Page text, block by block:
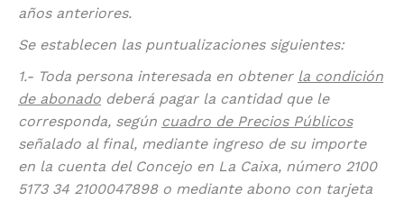
años anteriores.
Se establecen las puntualizaciones siguientes:
1.- Toda persona interesada en obtener la condición
de abonado deberá pagar la cantidad que le
corresponda, según cuadro de Precios Públicos
señalado al final, mediante ingreso de su importe
en la cuenta del Concejo en La Caixa, número 2100
5173 34 2100047898 o mediante abono con tarjeta